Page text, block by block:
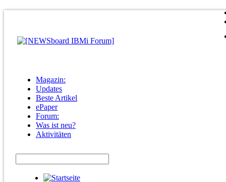
Magazin:
Updates
Beste Artikel
ePaper
Forum:
Was ist neu?
Aktivitäten